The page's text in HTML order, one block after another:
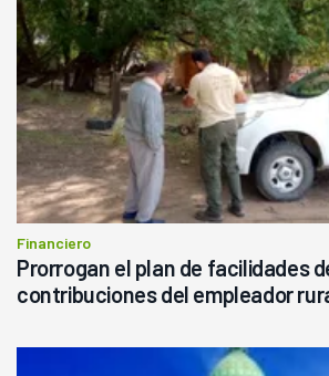
Financiero
Prorrogan el plan de facilidades
contribuciones del empleador